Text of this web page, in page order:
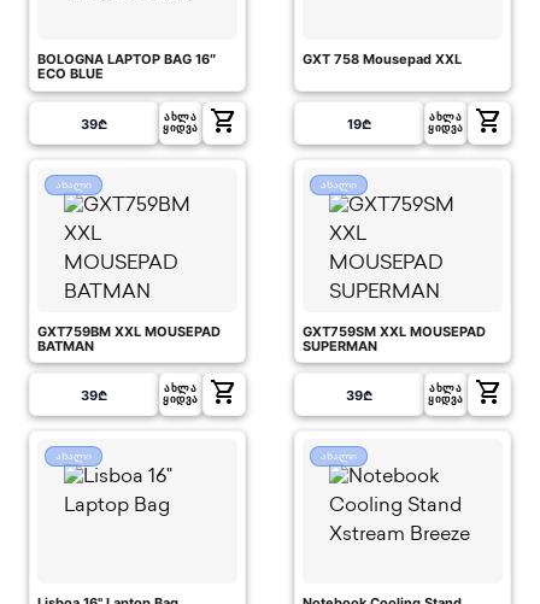
BOLOGNA LAPTOP BAG 16″
ECO BLUE
39₾
ᲐᲮᲚᲐ
ᲧᲘᲓᲕᲐ
shopping_cart
GXT 758 Mousepad XXL
19₾
ᲐᲮᲚᲐ
ᲧᲘᲓᲕᲐ
shopping_cart
ახალი
GXT759BM XXL MOUSEPAD
BATMAN
39₾
ᲐᲮᲚᲐ
ᲧᲘᲓᲕᲐ
shopping_cart
ახალი
GXT759SM XXL MOUSEPAD
SUPERMAN
39₾
ᲐᲮᲚᲐ
ᲧᲘᲓᲕᲐ
shopping_cart
ახალი ახალი